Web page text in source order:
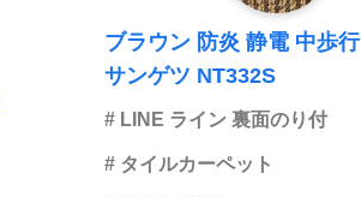
ブラウン 防炎 静電 中歩行
サンゲツ NT332S
# LINE ライン 裏面のり付
# タイルカーペット